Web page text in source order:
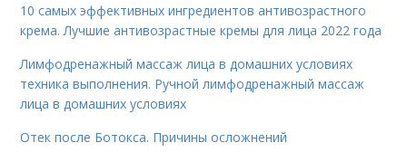
10 самых эффективных ингредиентов антивозрастного
крема. Лучшие антивозрастные кремы для лица 2022 года
Лимфодренажный массаж лица в домашних условиях
техника выполнения. Ручной лимфодренажный массаж
лица в домашних условиях
Отек после Ботокса. Причины осложнений